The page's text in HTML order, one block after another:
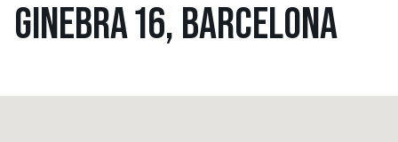
GINEBRA 16, BARCELONA